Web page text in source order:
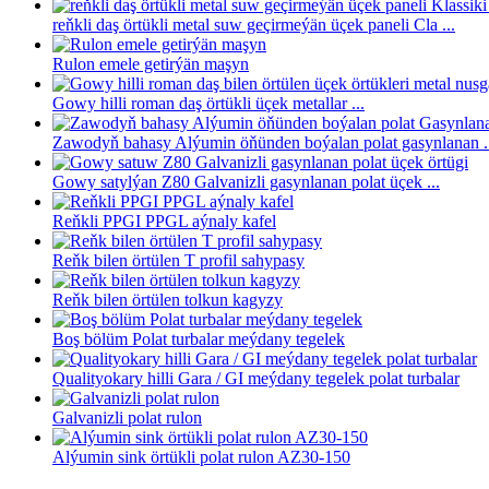
reňkli daş örtükli metal suw geçirmeýän üçek paneli Cla ...
Rulon emele getirýän maşyn
Gowy hilli roman daş örtükli üçek metallar ...
Zawodyň bahasy Alýumin öňünden boýalan polat gasynlanan
Gowy satylýan Z80 Galvanizli gasynlanan polat üçek ...
Reňkli PPGI PPGL aýnaly kafel
Reňk bilen örtülen T profil sahypasy
Reňk bilen örtülen tolkun kagyzy
Boş bölüm Polat turbalar meýdany tegelek
Qualityokary hilli Gara / GI meýdany tegelek polat turbalar
Galvanizli polat rulon
Alýumin sink örtükli polat rulon AZ30-150